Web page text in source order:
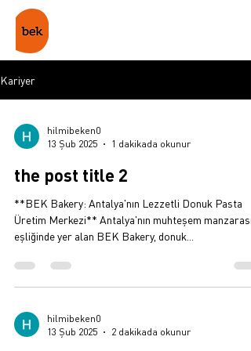
Kariyer
hilmibeken0
13 Şub 2025
1 dakikada okunur
the post title 2
**BEK Bakery: Antalya'nın Lezzetli Donuk Pasta
Üretim Merkezi** Antalya'nın muhteşem manzarası
eşliğinde yer alan BEK Bakery, donuk...
hilmibeken0
13 Şub 2025
2 dakikada okunur